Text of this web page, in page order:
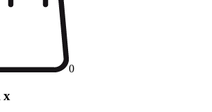
0
x